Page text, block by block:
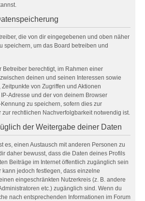
die von dir eingegebenen und oben näher
speichern, um das Board betreiben und
Betreiber berechtigt, im Rahmen einer
deinen und seinen Interessen sowie
von Zugriffen und Aktionen
Adresse und der von deinem Browser
zu speichern, sofern dies zur
rechtlichen Nachverfolgbarkeit notwendig ist.
der Weitergabe deiner Daten
es, einen Austausch mit anderen Personen zu
daher bewusst, dass die Daten deines Profils
Beiträge im Internet öffentlich zugänglich sein
kann jedoch festlegen, dass einzelne
eingeschränkten Nutzerkreis (z. B. andere
etc.) zugänglich sind. Wenn du
nach entsprechenden Informationen im Forum